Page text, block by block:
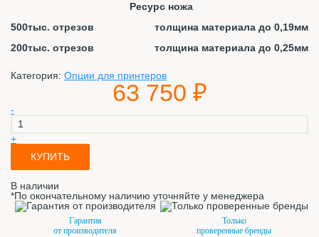
Ресурс ножа
500тыс. отрезов
толщина материала до 0,19мм
200тыс. отрезов
толщина материала до 0,25мм
Категория: Опции для принтеров
63 750 ₽
-
+
КУПИТЬ
В наличии
*По окончательному наличию уточняйте у менеджера
Гарантия
от производителя
Только
проверенные бренды